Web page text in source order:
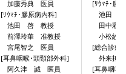
加藤秀典 医員
[ﾘｳﾏﾁ･膠原病内科]
池田 啓 教授
前澤玲華 准教授
宮尾智之 医員
[耳鼻咽喉･頭頸部外科]
阿久津 誠 医員
[ﾘｳﾏﾁ･膠
池田
田中彩
小松紗
[総合診療
外来担
[耳鼻咽喉